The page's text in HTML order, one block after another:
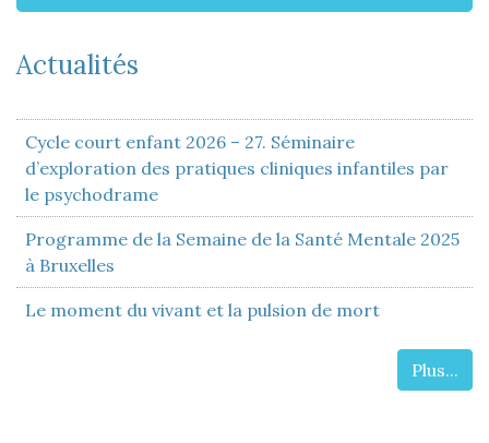
Actualités
Cycle court enfant 2026 – 27. Séminaire
d’exploration des pratiques cliniques infantiles par
le psychodrame
Programme de la Semaine de la Santé Mentale 2025
à Bruxelles
Le moment du vivant et la pulsion de mort
Plus...